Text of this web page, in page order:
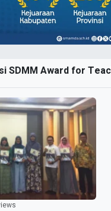
SDMM Award for